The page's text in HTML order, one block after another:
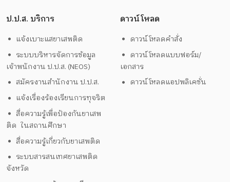
ป.ป.ส. บริการ
แจ้งเบาะแสยาเสพติด
ระบบบริหารจัดการข้อมูล
เจ้าพนักงาน ป.ป.ส. (NEOS)
สมัครงานสำนักงาน ป.ป.ส.
แจ้งเรื่องร้องเรียนการทุจริต
สื่อความรู้เพื่อป้องกันยาเสพ
ติด ในสถานศึกษา
สื่อความรู้เกี่ยวกับยาเสพติด
ระบบสารสนเทศยาเสพติด
จังหวัด
ดาวน์โหลด
ดาวน์โหลดคำสั่ง
ดาวน์โหลดแบบฟอร์ม/
เอกสาร
ดาวน์โหลดแอปพลิเคชั่น